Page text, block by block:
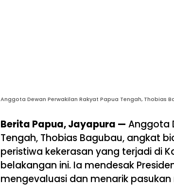
Anggota Dewan Perwakilan Rakyat Papua Tengah, Thobias
Berita Papua, Jayapura — Anggota
Tengah, Thobias Bagubau, angkat
peristiwa kekerasan yang terjadi di
belakangan ini. Ia mendesak
mengevaluasi dan menarik